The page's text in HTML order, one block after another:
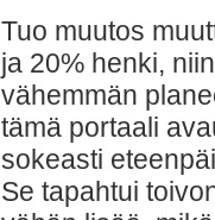
Tuo muutos
ja 20% henki,
vähemmän
tämä portaali
sokeasti
Se tapahtui